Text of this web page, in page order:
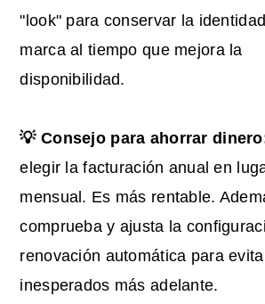
"look" para conservar la
marca al tiempo que mejora la
disponibilidad.
💡 Consejo para ahorrar
elegir la facturación anual en
mensual. Es más rentable.
comprueba y ajusta la
renovación automática para
inesperados más adelante.